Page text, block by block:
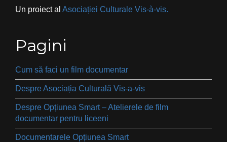
Un proiect al Asociației Culturale Vis-à-vis.
Pagini
Cum să faci un film documentar
Despre Asociația Culturală Vis-a-vis
Despre Opțiunea Smart – Atelierele de film
documentar pentru liceeni
Documentarele Opțiunea Smart